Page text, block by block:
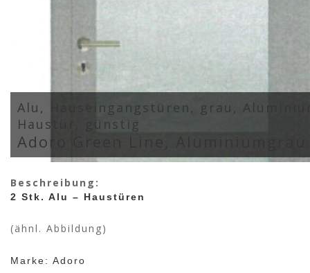
Alu, Hauseingangstüren, grau,
Haustür, günstig
Adoro Green Line, Aluminiumgrau
Beschreibung:
2 Stk. Alu – Haustüren
(ähnl. Abbildung)
Marke: Adoro